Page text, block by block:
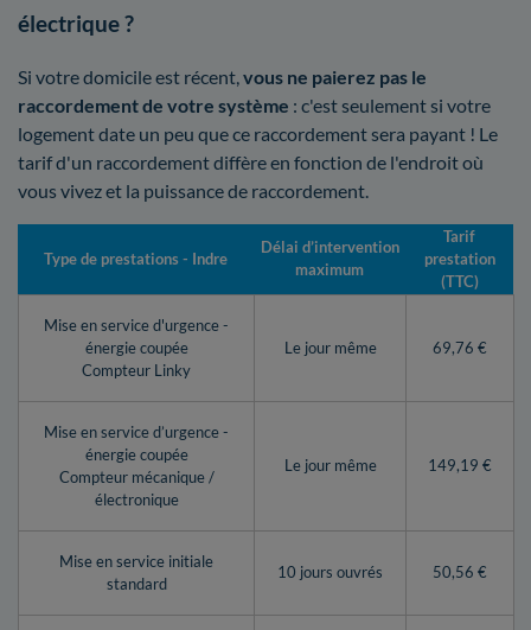
électrique ?
Si votre domicile est récent,vous ne paierez pas le
raccordement de votre système : c'est seulement si votre
logement date un peu que ce raccordement sera payant ! Le
tarif d'un raccordement diffère en fonction de l'endroit où
vous vivez et la puissance de raccordement.
Type de prestations - Indre
Délai d’intervention
maximum
Tarif
prestation
(TTC)
Mise en service d'urgence -
énergie coupée
Compteur Linky
Le jour même 69,76 €
Mise en service d’urgence -
énergie coupée
Compteur mécanique /
électronique
Le jour même 149,19 €
Mise en service initiale
standard
10 jours ouvrés 50,56 €